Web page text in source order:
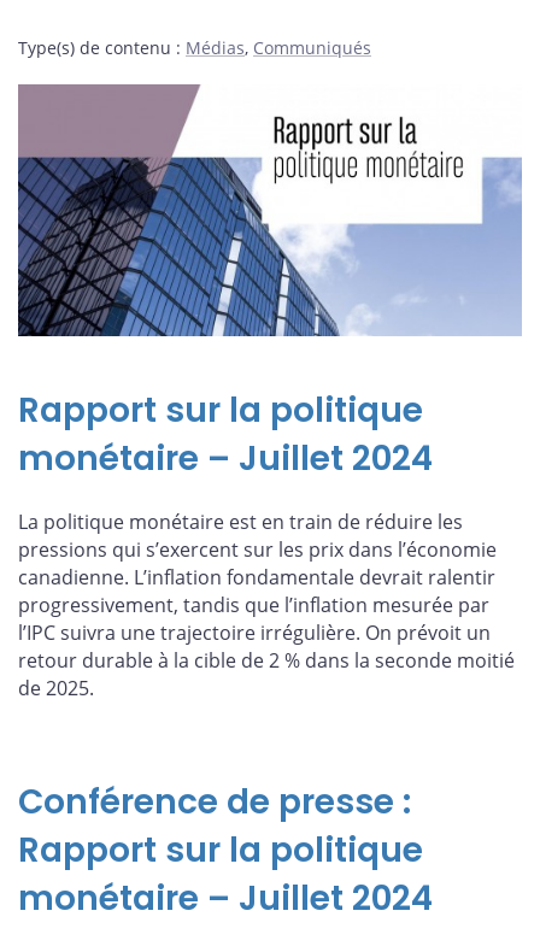
Type(s) de contenu : Médias, Communiqués
Rapport sur la politique
monétaire – Juillet 2024
La politique monétaire est en train de réduire les
pressions qui s’exercent sur les prix dans l’économie
canadienne. L’inflation fondamentale devrait ralentir
progressivement, tandis que l’inflation mesurée par
l’IPC suivra une trajectoire irrégulière. On prévoit un
retour durable à la cible de 2 % dans la seconde moitié
de 2025.
Conférence de presse :
Rapport sur la politique
monétaire – Juillet 2024